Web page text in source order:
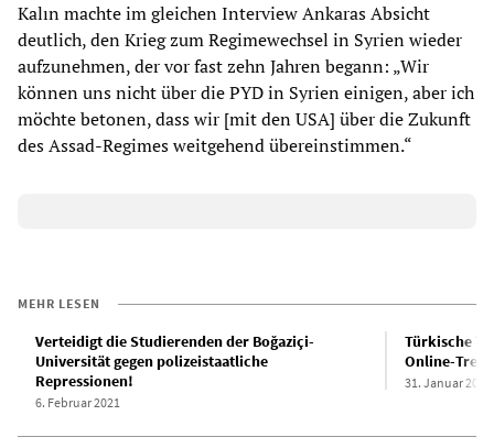
Kalın machte im gleichen Interview Ankaras Absicht
deutlich, den Krieg zum Regimewechsel in Syrien wieder
aufzunehmen, der vor fast zehn Jahren begann: „Wir
können uns nicht über die PYD in Syrien einigen, aber ich
möchte betonen, dass wir [mit den USA] über die Zukunft
des Assad-Regimes weitgehend übereinstimmen.“
MEHR LESEN
Verteidigt die Studierenden der Boğaziçi-
Universität gegen polizeistaatliche
Repressionen!
6. Februar 2021
Türkische
Online-
31. Januar 2021